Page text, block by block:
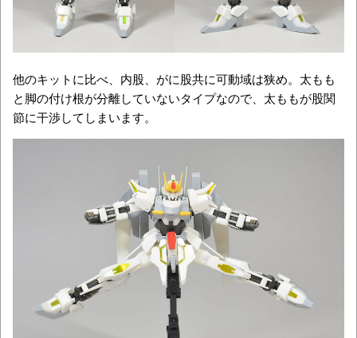
他のキットに比べ、内股、がに股共に可動域は狭め。太もも
と脚の付け根が分離していないタイプなので、太ももが股関
節に干渉してしまいます。